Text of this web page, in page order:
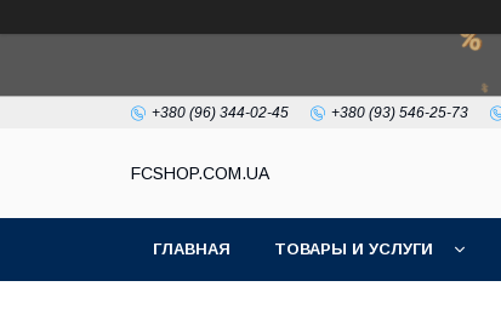
+380 (96) 344-02-45 +380 (93) 546-25-73
FCSHOP.COM.UA
ГЛАВНАЯ ТОВАРЫ И УСЛУГИ